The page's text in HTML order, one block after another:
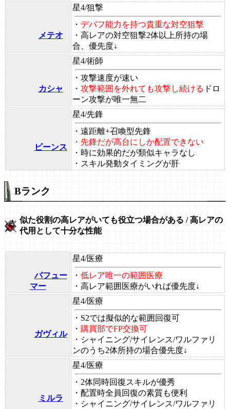
メテオ
星4/狙撃
・ デバフ能力を持つ貴重な対空狙撃
・ 高レアの対空狙撃2体以上所持の場
合、優先度↓
カシャ
星4/術師
・攻撃速度が速い
・ 攻撃範囲を外れても攻撃し続ける ドロ
ーン攻撃が唯一無二
ビーンス
星4/先鋒
・遠距離+召喚型先鋒
・先鋒だが高台にしか配置できない
・時に効果的だが類似キャラなし
・スキル発動タイミングが肝
Bランク
似た役割の高レアがいても役立つ場合がある / 高レアの
代用として十分な性能
パフュー
マー
星4/医療
・ 低レア唯一の範囲医療
・ 高レア範囲医療がいれば優先度↓
ガヴィル
星4/医療
・S2では擬似的な範囲回復可
・ 購買部でFP交換可
・ シャイニング/サイレンス/ワルファリ
ンのうち2体所持の場合優先度↓
ミルラ
星4/医療
・2体同時回復スキルが優秀
・配置時全員回復の素質も便利
・ シャイニング/サイレンス/ワルファリ